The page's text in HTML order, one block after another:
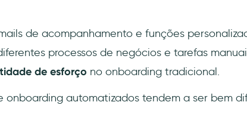
de acompanhamento e funções
processos de negócios e tarefas
de esforço no onboarding tradicional.
onboarding automatizados tendem a ser bem